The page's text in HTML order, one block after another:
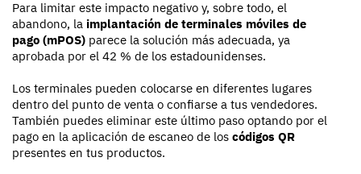
Para limitar este impacto negativo y, sobre todo, el
abandono, la implantación de terminales móviles de
pago (mPOS) parece la solución más adecuada, ya
aprobada por el 42 % de los estadounidenses.
Los terminales pueden colocarse en diferentes lugares
dentro del punto de venta o confiarse a tus vendedores.
También puedes eliminar este último paso optando por el
pago en la aplicación de escaneo de los códigos QR
presentes en tus productos.